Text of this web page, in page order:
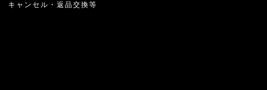
キャンセル・返品交換等